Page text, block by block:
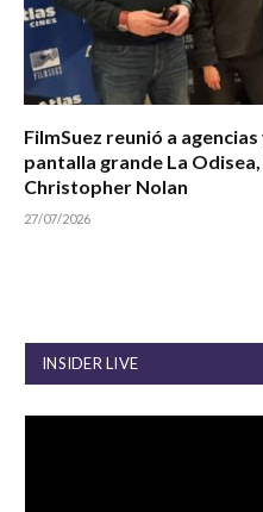
FilmSuez reunió a
pantalla grande La
Christopher Nolan
27/07/2026
INSIDER LIVE